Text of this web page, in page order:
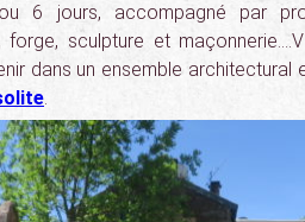
6 jours, accompagné par
sculpture et
dans un ensemble architectural
.